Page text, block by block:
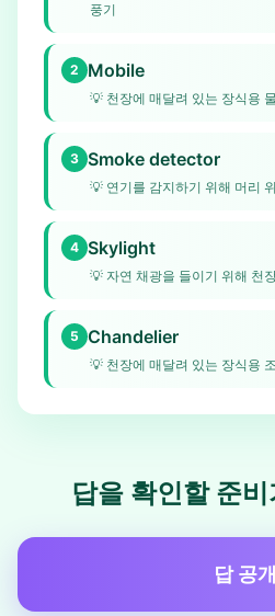
풍기
2 Mobile
💡 천장에 매달려 있는 장식용
3 Smoke detector
💡 연기를 감지하기 위해 머리
4 Skylight
💡 자연 채광을 들이기 위해 천
5 Chandelier
💡 천장에 매달려 있는 장식용
답을 확인할 준
답 공개